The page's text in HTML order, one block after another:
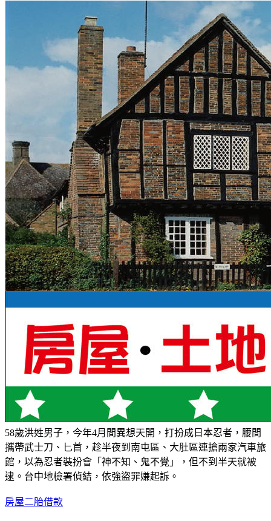
58歲洪姓男子，今年4月間異想天開，打扮成日本忍者，腰間
攜帶武士刀、匕首，趁半夜到南屯區、大肚區連搶兩家汽車旅
館，以為忍者裝扮會「神不知、鬼不覺」，但不到半天就被
逮。台中地檢署偵結，依強盜罪嫌起訴。
房屋二胎借款